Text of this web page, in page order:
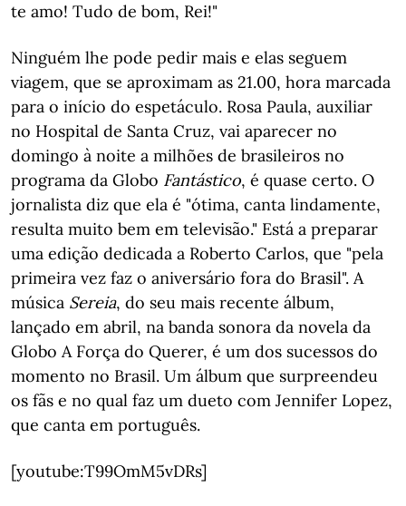
te amo! Tudo de bom, Rei!"
Ninguém lhe pode pedir mais e elas seguem
viagem, que se aproximam as 21.00, hora marcada
para o início do espetáculo. Rosa Paula, auxiliar
no Hospital de Santa Cruz, vai aparecer no
domingo à noite a milhões de brasileiros no
programa da Globo Fantástico, é quase certo. O
jornalista diz que ela é "ótima, canta lindamente,
resulta muito bem em televisão." Está a preparar
uma edição dedicada a Roberto Carlos, que "pela
primeira vez faz o aniversário fora do Brasil". A
música Sereia, do seu mais recente álbum,
lançado em abril, na banda sonora da novela da
Globo A Força do Querer, é um dos sucessos do
momento no Brasil. Um álbum que surpreendeu
os fãs e no qual faz um dueto com Jennifer Lopez,
que canta em português.
[youtube:T99OmM5vDRs]